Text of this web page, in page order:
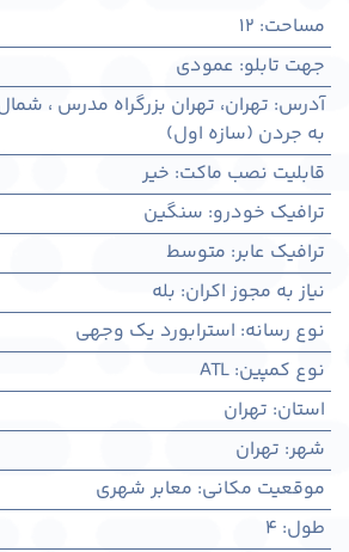
مساحت:
12
جهت تابلو: عمودی
آدرس: تهران، تهران بزرگراه مدرس ،
به جردن (سازه اول)
قابلیت نصب ماکت: خیر
ترافیک خودرو: سنگین
ترافیک عابر: متوسط
نیاز به مجوز اکران: بله
نوع رسانه: استرابورد یک وجهی
نوع کمپین:
ATL
استان: تهران
شهر: تهران
موقعیت مکانی: معابر شهری
طول:
4